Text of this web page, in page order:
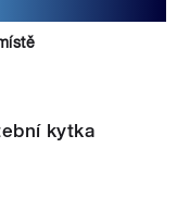
kytka